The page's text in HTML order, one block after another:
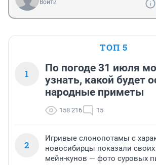
Войти
ТОП 5
1
По погоде 31 июля
узнать, какой будет
народные приметы
158 216 15
2
Игривые слонопотамы с
новосибирцы показали
мейн-кунов — фото суровых